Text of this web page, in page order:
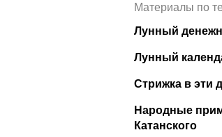
Материалы по
Лунный
Лунный
Стрижка в эти
Народные
Катанского